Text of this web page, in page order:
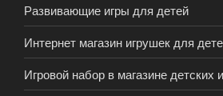
Развивающие игры для детей
Интернет магазин игрушек для
Игровой набор в магазине детских